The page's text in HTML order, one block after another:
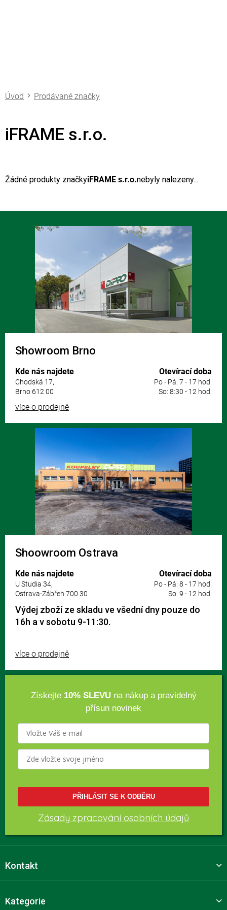
Prodávané značky
iFRAME s.r.o.
Žádné produkty značkyiFRAME s.r.o.nebyly nalezeny...
Showroom Brno
Kde nás najdete
Chodská 17,
Brno 612 00
Otevírací doba
Po - Pá: 7 - 17 hod.
So: 8:30 - 12 hod.
více o prodejně
Shoowroom Ostrava
Kde nás najdete
U Studia 34,
Ostrava-Zábřeh 700 30
Otevírací doba
Po - Pá: 8 - 17 hod.
So: 9 - 12 hod.
Výdej zboží ze skladu ve všední dny pouze do
16h a v sobotu 9-11:30.
více o prodejně
Získejte 10% SLEVUna nákup a pravidelný
přísun novinek
PŘIHLÁSIT SE K ODBĚRU
Zásady zpracování osobních údajů
Kontakt
Kategorie